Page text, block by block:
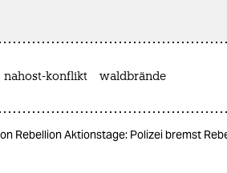
nahost-konflikt waldbrände
Rebellion Aktionstage: Polizei bremst